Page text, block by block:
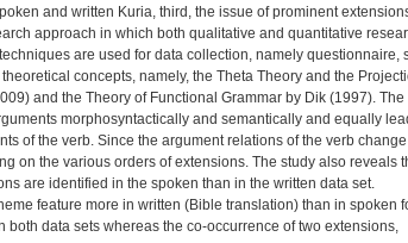
and written Kuria, third, the issue of prominent
approach in which both qualitative and quantitative
are used for data collection, namely questionnaire,
concepts, namely, the Theta Theory and the
and the Theory of Functional Grammar by Dik (1997). The
morphosyntactically and semantically and equally
of the verb. Since the argument relations of the verb change
on the various orders of extensions. The study also reveals
are identified in the spoken than in the written data set.
feature more in written (Bible translation) than in spoken
data sets whereas the co-occurrence of two extensions,